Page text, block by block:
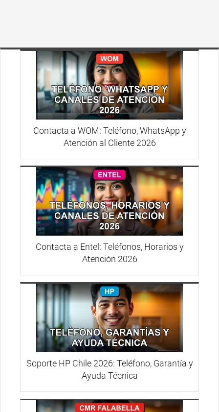
Contacta a WOM: Teléfono, WhatsApp y
Atención al Cliente 2026
Contacta a Entel: Teléfonos, Horarios y
Atención 2026
Soporte HP Chile 2026: Teléfono, Garantía y
Ayuda Técnica